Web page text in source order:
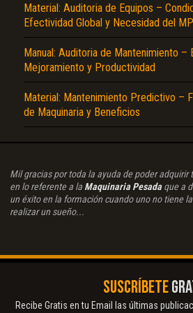
Material: Auditoria de Equipos –
Efectividad Global y Necesidad del MP
Manual: Auditoria de Mantenimiento –
Mejoramiento y Productividad
Material: Mantenimiento Predictivo –
de Maquinaria y Beneficios
Mil gracias por toda la ayuda de poder adquirir
en lo referente a la Maquinaria Pesadaque a
un éxito en la formación cuando uno no tiene
realizar un sueño...
SUSCRÍBETE
Recibe Gratis en tu Email las últimas